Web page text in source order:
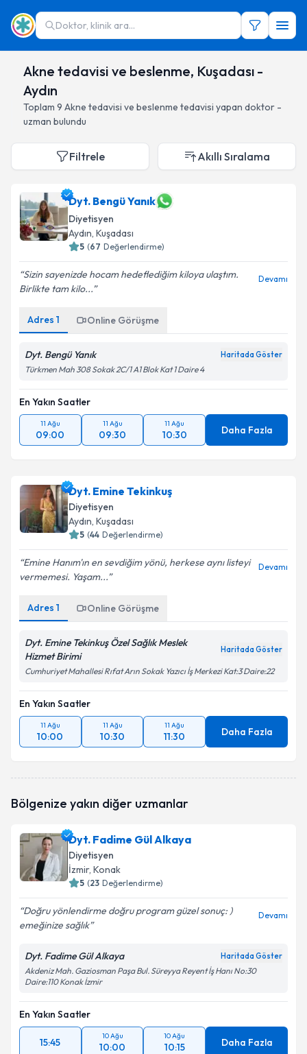
Doktor, klinik ara...
Akne tedavisi ve beslenme, Kuşadası -
Aydın
Toplam 9 Akne tedavisi ve beslenme tedavisi yapan doktor -
uzman bulundu
Filtrele Akıllı Sıralama
Dyt. Bengü Yanık
Diyetisyen
Aydın, Kuşadası
5 (67 Değerlendirme)
Sizin sayenizde hocam hedeflediğim kiloya ulaştım.
Birlikte tam kilo...
Devamı
Adres 1 Online Görüşme
Dyt. Bengü Yanık Haritada Göster
Türkmen Mah 308 Sokak 2C/1 A1 Blok Kat 1 Daire 4
En Yakın Saatler
11 Ağu
09:00
11 Ağu
09:30
11 Ağu
10:30 Daha Fazla
Dyt. Emine Tekinkuş
Diyetisyen
Aydın, Kuşadası
5 (44 Değerlendirme)
Emine Hanım'ın en sevdiğim yönü, herkese aynı listeyi
vermemesi. Yaşam...
Devamı
Adres 1 Online Görüşme
Dyt. Emine Tekinkuş Özel Sağlık Meslek
Hizmet Birimi
Haritada Göster
Cumhuriyet Mahallesi Rıfat Arın Sokak Yazıcı İş Merkezi Kat:3 Daire:22
En Yakın Saatler
11 Ağu
10:00
11 Ağu
10:30
11 Ağu
11:30 Daha Fazla
Bölgenize yakın diğer uzmanlar
Dyt. Fadime Gül Alkaya
Diyetisyen
İzmir, Konak
5 (23 Değerlendirme)
Doğru yönlendirme doğru program güzel sonuç: )
emeğinize sağlık
Devamı
Dyt. Fadime Gül Alkaya Haritada Göster
Akdeniz Mah. Gaziosman Paşa Bul. Süreyya Reyent İş Hanı No:30
Daire:110 Konak İzmir
En Yakın Saatler
15:45
10 Ağu
10:00
10 Ağu
10:15 Daha Fazla